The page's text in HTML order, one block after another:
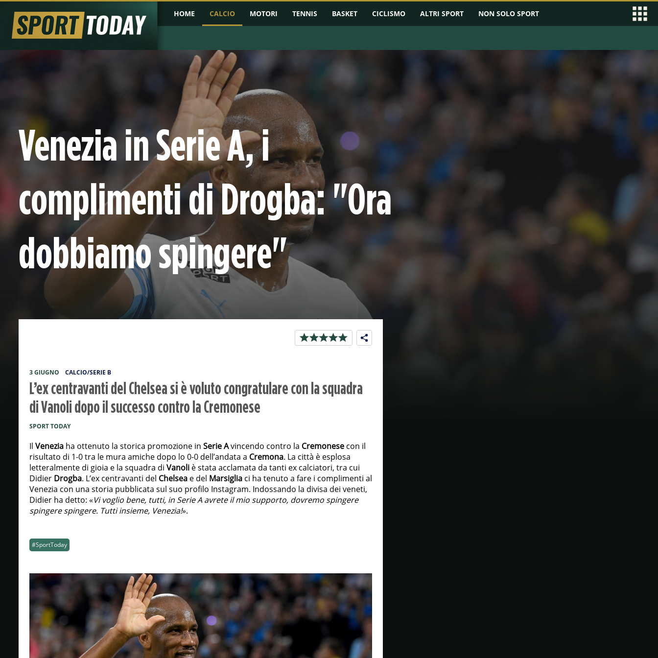
HOME CALCIO MOTORI TENNIS BASKET CICLISMO ALTRI SPORT NON SOLO SPORT
PROBABILI FORMAZIONI
Venezia in Serie A, i
complimenti di Drogba: "Ora
dobbiamo spingere"
3 GIUGNO CALCIO/SERIE B
L’ex centravanti del Chelsea si è voluto congratulare con la squadra
di Vanoli dopo il successo contro la Cremonese
SPORT TODAY
Il Veneziaha ottenuto la storica promozione in Serie Avincendo contro la Cremonesecon il
risultato di 1-0 tra le mura amiche dopo lo 0-0 dell’andata a Cremona. La città è esplosa
letteralmente di gioia e la squadra di Vanoliè stata acclamata da tanti ex calciatori, tra cui
Didier Drogba. L’ex centravanti del Chelseae del Marsigliaci ha tenuto a fare i complimenti al
Venezia con una storia pubblicata sul suo profilo Instagram. Indossando la divisa dei veneti,
Didier ha detto: «Vi voglio bene, tutti, in Serie A avrete il mio supporto, dovremo spingere
spingere spingere. Tutti insieme, Venezia!».
#SportToday